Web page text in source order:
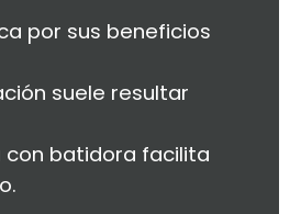
por sus beneficios
suele resultar
con batidora facilita